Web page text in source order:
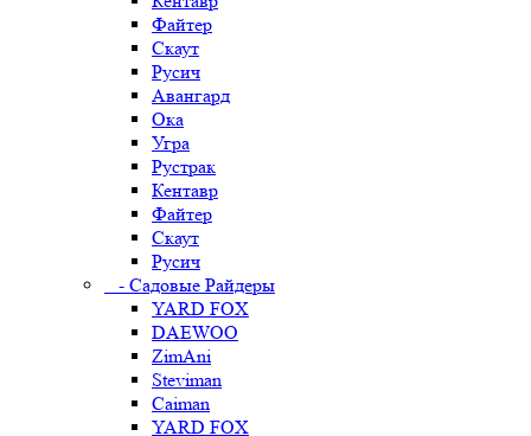
Файтер
Скаут
Русич
Авангард
Ока
Угра
Рустрак
Кентавр
Файтер
Скаут
Русич
- Садовые Райдеры
YARD FOX
DAEWOO
ZimAni
Steviman
Caiman
YARD FOX